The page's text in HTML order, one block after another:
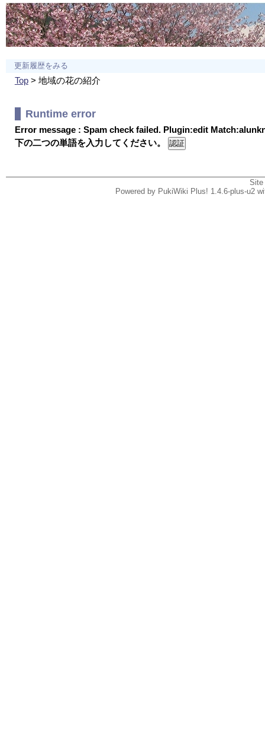
更新履歴をみる
Top> 地域の花の紹介
Runtime error
Error message : Spam check failed. Plugin:edit
下の二つの単語を入力してください。
Powered by PukiWiki Plus! 1.4.6-plus-u2